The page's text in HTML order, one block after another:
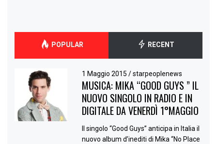
POPULAR RECENT
1 Maggio 2015/ starpeoplenews
MUSICA: MIKA “GOOD GUYS ” IL
NUOVO SINGOLO IN RADIO E IN
DIGITALE DA VENERDÌ 1°MAGGIO
Il singolo “Good Guys” anticipa in Italia il
nuovo album d’inediti di Mika “No Place